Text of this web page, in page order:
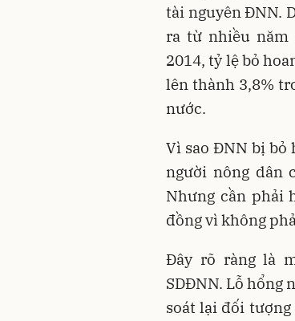
tài nguyên ĐNN.
ra từ nhiều năm
2014, tỷ lệ bỏ
lên thành 3,8%
nước.
Vì sao ĐNN bị bỏ
người nông dân
Nhưng cần phải
đồng vì không
Đây rõ ràng là
SDĐNN. Lỗ hổng
soát lại đối